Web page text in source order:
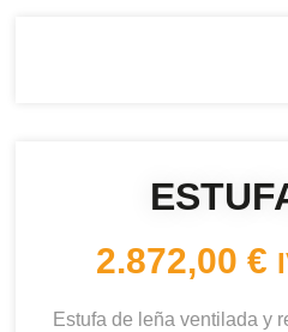
2.872,00 €
Estufa de leña ventilada y